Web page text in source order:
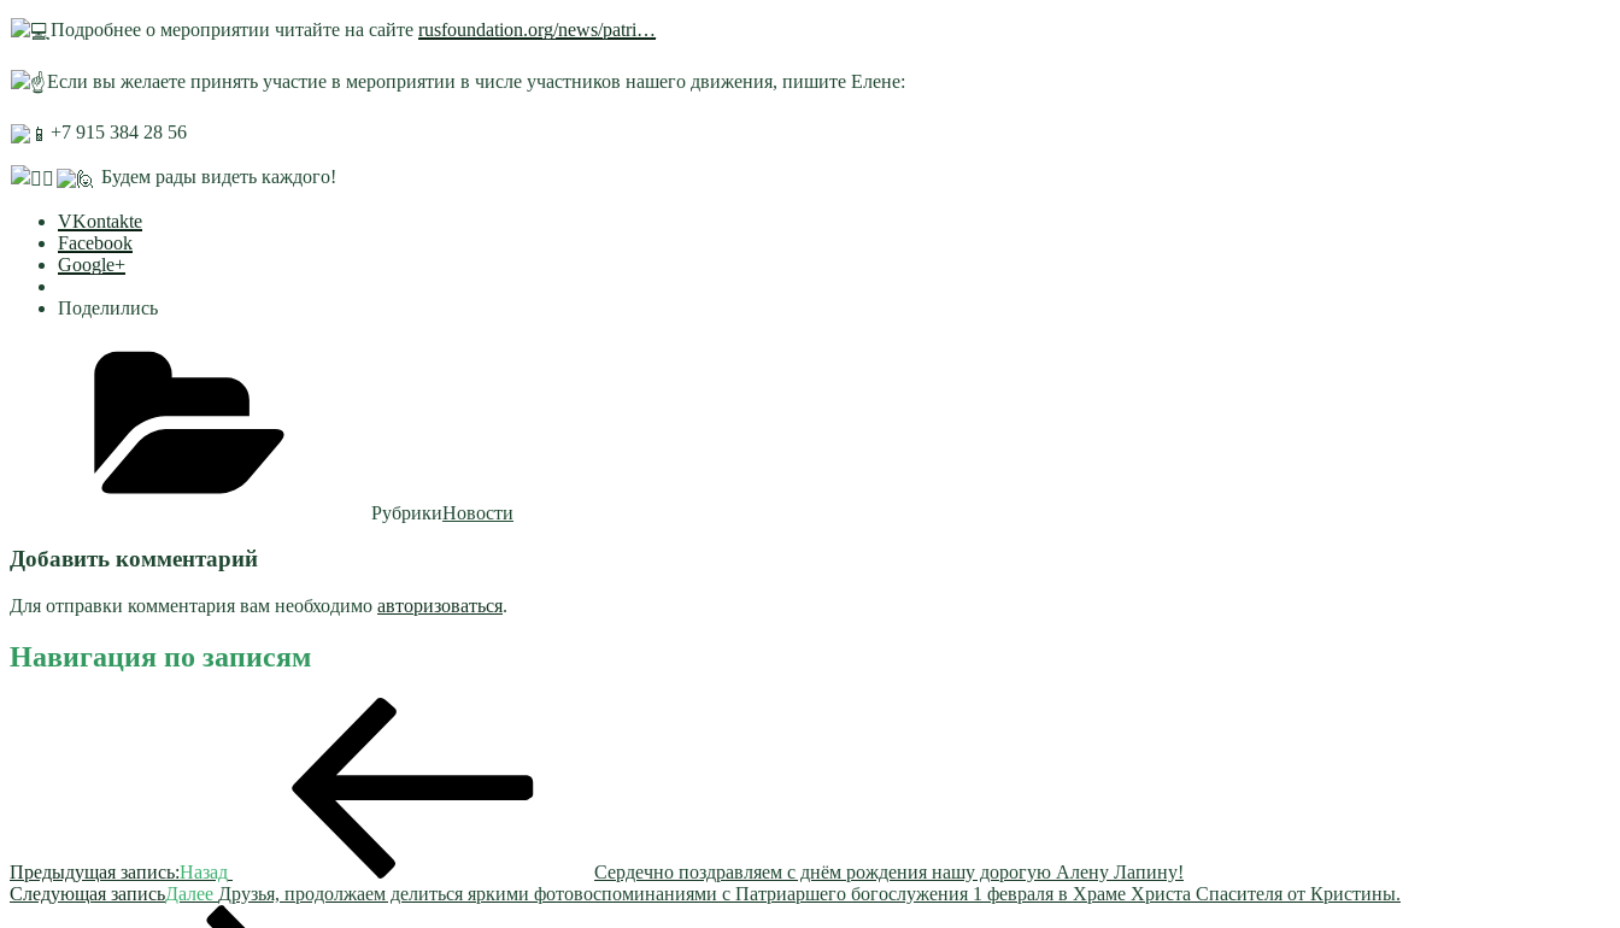
Подробнее о мероприятии читайте на сайтеrusfoundation.org/news/patri…
Если вы желаете принять участие в мероприятии в числе участников нашего движения, пишите Елене:
+7 915 384 28 56
Будем рады видеть каждого!
VKontakte
Facebook
Google+
Поделились
РубрикиНовости
Добавить комментарий
Для отправки комментария вам необходимо авторизоваться.
Навигация по записям
Предыдущая запись:Назад
Сердечно поздравляем с днём рождения нашу дорогую Алену Лапину!
Следующая записьДалее Друзья, продолжаем делиться яркими фотовоспоминаниями с Патриаршего богослужения 1 февраля в Храме Христа Спасителя от Кристины.